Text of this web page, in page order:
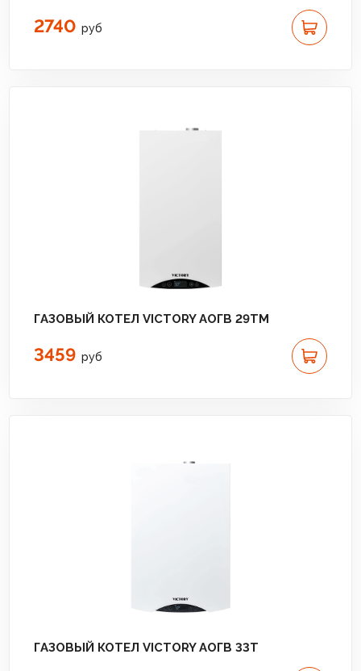
2740 руб
ГАЗОВЫЙ КОТЕЛ VICTORY АОГВ 29TM
3459 руб
ГАЗОВЫЙ КОТЕЛ VICTORY АОГВ 33T